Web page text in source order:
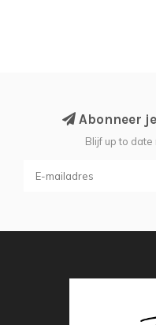
Abonneer
Blijf up to